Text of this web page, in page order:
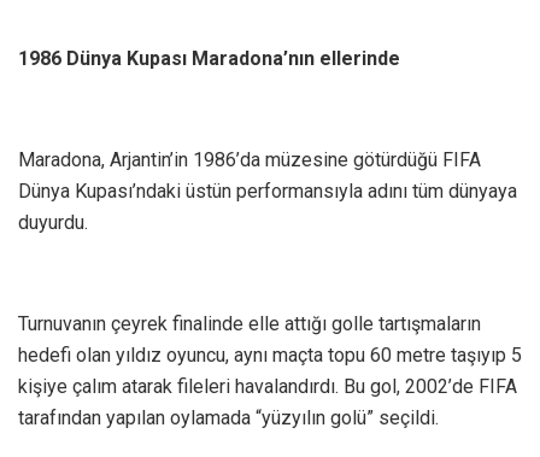
1986 Dünya Kupası Maradona’nın ellerinde
Maradona, Arjantin’in 1986’da müzesine götürdüğü FIFA
Dünya Kupası’ndaki üstün performansıyla adını tüm dünyaya
duyurdu.
Turnuvanın çeyrek finalinde elle attığı golle tartışmaların
hedefi olan yıldız oyuncu, aynı maçta topu 60 metre taşıyıp 5
kişiye çalım atarak fileleri havalandırdı. Bu gol, 2002’de FIFA
tarafından yapılan oylamada “yüzyılın golü” seçildi.